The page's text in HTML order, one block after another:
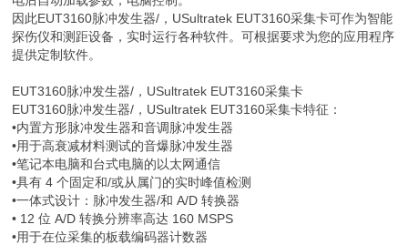
因此EUT3160脉冲发生器/，USultratek EUT3160采集卡可作为智能
探伤仪和测距设备，实时运行各种软件。可根据要求为您的应用程序
提供定制软件。
EUT3160脉冲发生器/，USultratek EUT3160采集卡
EUT3160脉冲发生器/，USultratek EUT3160采集卡特征：
•内置方形脉冲发生器和音调脉冲发生器
•用于高衰减材料测试的音爆脉冲发生器
•笔记本电脑和台式电脑的以太网通信
•具有 4 个固定和/或从属门的实时峰值检测
•一体式设计：脉冲发生器/和 A/D 转换器
• 12 位 A/D 转换分辨率高达 160 MSPS
•用于在位采集的板载编码器计数器